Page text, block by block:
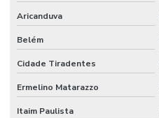
Aricanduva
Belém
Cidade Tiradentes
Ermelino Matarazzo
Itaim Paulista